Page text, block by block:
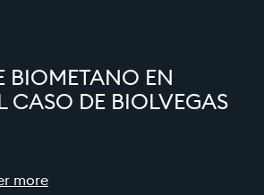
BIOMETANO EN
CASO DE BIOLVEGAS
more